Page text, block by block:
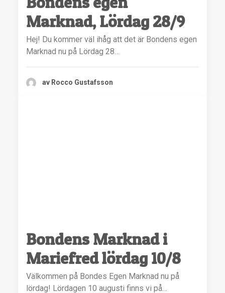
Marknad, Lördag 28/9
Hej! Du kommer väl ihåg att det är Bondens egen
Marknad nu på Lördag 28…
av Rocco Gustafsson
Bondens Marknad i
Mariefred lördag 10/8
Välkommen på Bondes Egen Marknad nu på
lördag! Lördagen 10 augusti finns vi på…